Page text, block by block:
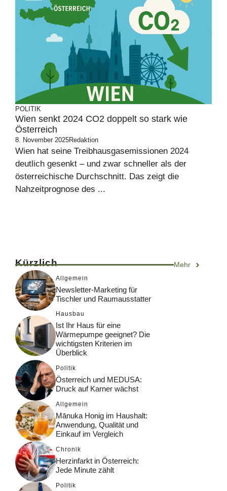
POLITIK
Wien senkt 2024 CO2 doppelt so stark wie
Österreich
8. November 2025Redaktion
Wien hat seine Treibhausgasemissionen 2024
deutlich gesenkt – und zwar schneller als der
österreichische Durchschnitt. Das zeigt die
Nahzeitprognose des ...
Kürzlich Mehr
Allgemein
Newsletter-Marketing für
Tischler und Raumausstatter
Hausbau
Ist Ihr Haus für eine
Wärmepumpe geeignet? Die
wichtigsten Kriterien im
Überblick
Politik
Österreich und MEDUSA:
Druck auf Karner wächst
Allgemein
Mānuka Honig im Haushalt:
Anwendung, Qualität und
Einkauf im Vergleich
Chronik
Herzinfarkt in Österreich:
Jede Minute zählt
Politik